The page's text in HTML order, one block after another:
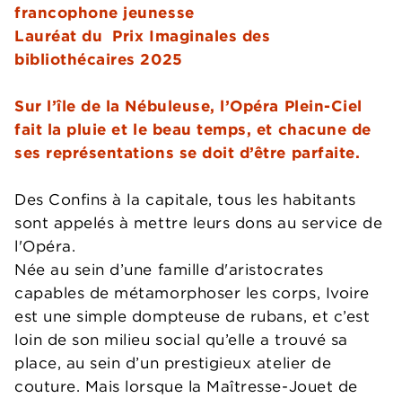
francophone jeunesse
Lauréat du Prix Imaginales des
bibliothécaires 2025
Sur l’île de la Nébuleuse, l’Opéra Plein-Ciel
fait la pluie et le beau temps, et chacune de
ses représentations se doit d’être parfaite.
Des Confins à la capitale, tous les habitants
sont appelés à mettre leurs dons au service de
l'Opéra.
Née au sein d’une famille d'aristocrates
capables de métamorphoser les corps, Ivoire
est une simple dompteuse de rubans, et c’est
loin de son milieu social qu’elle a trouvé sa
place, au sein d’un prestigieux atelier de
couture. Mais lorsque la Maîtresse-Jouet de